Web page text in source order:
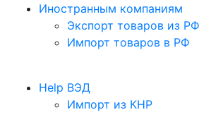
Иностранным компаниям
Экспорт товаров из РФ
Импорт товаров в РФ
Help ВЭД
Импорт из КНР